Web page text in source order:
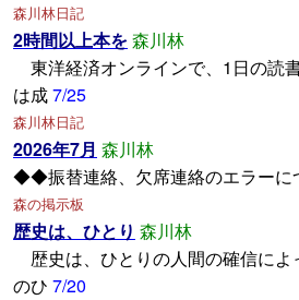
森川林日記
2時間以上本を森川林
東洋経済オンラインで、1日の読
は成7/25
森川林日記
2026年7月 森川林
◆◆振替連絡、欠席連絡のエラー
森の掲示板
歴史は、ひとり 森川林
歴史は、ひとりの人間の確信に
のひ 7/20